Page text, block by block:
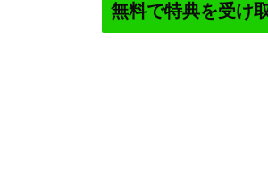
無料で特典を受け